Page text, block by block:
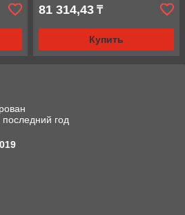
81 314,43 ₸
Купить
год